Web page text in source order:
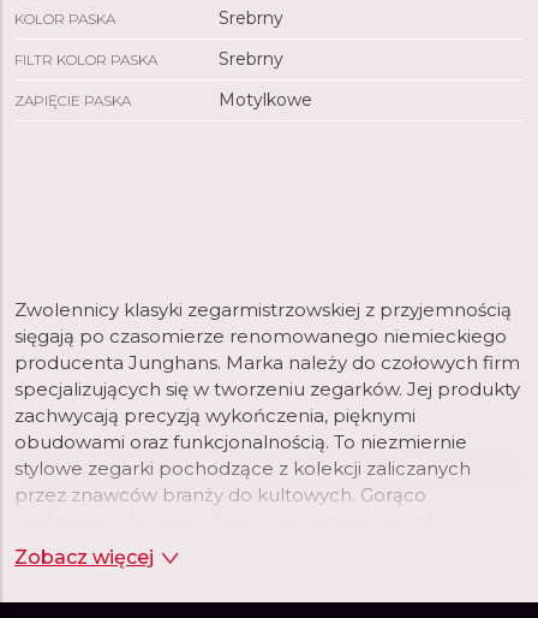
KOLOR PASKA Srebrny
FILTR KOLOR PASKA Srebrny
ZAPIĘCIE PASKA Motylkowe
Zwolennicy klasyki zegarmistrzowskiej z przyjemnością
sięgają po czasomierze renomowanego niemieckiego
producenta Junghans. Marka należy do czołowych firm
specjalizujących się w tworzeniu zegarków. Jej produkty
zachwycają precyzją wykończenia, pięknymi
obudowami oraz funkcjonalnością. To niezmiernie
stylowe zegarki pochodzące z kolekcji zaliczanych
przez znawców branży do kultowych. Gorąco
wielbicieli uznanego producenta.
Zobacz więcej